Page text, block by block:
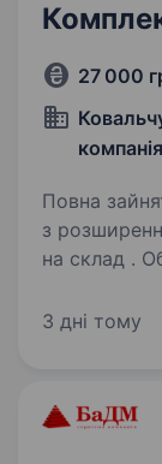
27 000
Повна
з
на склад . Обов’язки:
машин фасовка товару Вимоги:
3 дні тому